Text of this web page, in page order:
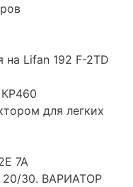
Lifan 192 F-2TD
для легких
7A
20/30. ВАРИАТОР